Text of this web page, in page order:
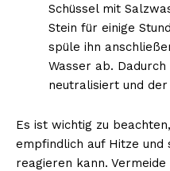
Inhalte
Schüssel mit
Stein für einige
spüle ihn
Wasser ab.
neutralisiert und
Es ist wichtig zu
empfindlich auf Hitze und
reagieren kann.